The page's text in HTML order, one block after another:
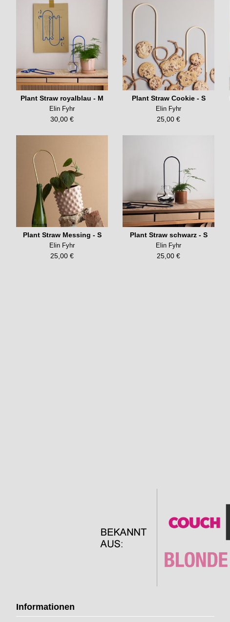
Plant Straw royalblau - M
Elin Fyhr
30,00 €
Plant Straw Cookie - S
Elin Fyhr
25,00 €
Plant Straw Messing - S
Elin Fyhr
25,00 €
Plant Straw schwarz - S
Elin Fyhr
25,00 €
Informationen